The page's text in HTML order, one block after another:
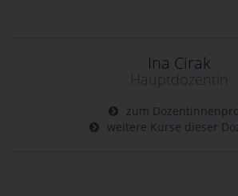
Ina Cirak
Hauptdozentin
zum
weitere Kurse dieser